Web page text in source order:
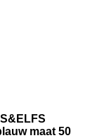
maat 50